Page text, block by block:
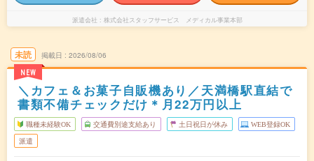
派遣会社 株式会社スタッフサービス メディカル事業本部
未読
NEW
掲載日 2026/08/06
＼カフェ＆お菓子自販機あり／天満橋駅直結で
書類不備チェックだけ＊月22万円以上
職種未経験OK 交通費別途支給あり 土日祝日が休み WEB登録OK
派遣